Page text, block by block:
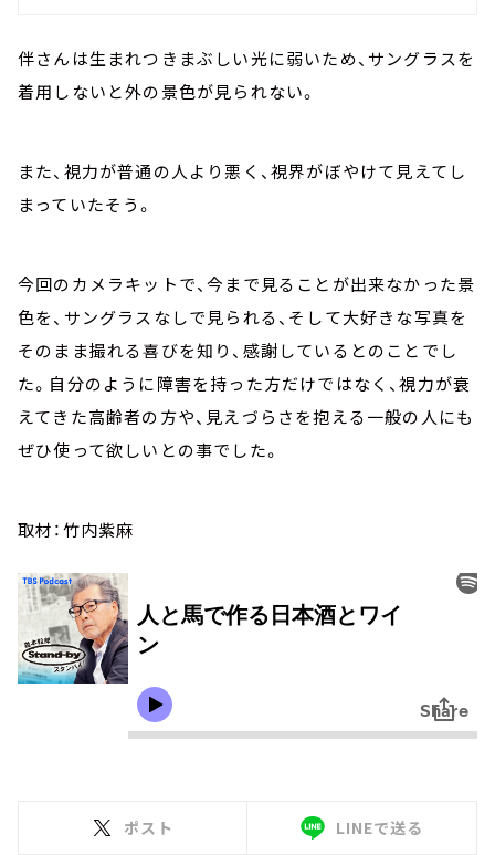
伴さんは生まれつきまぶしい光に弱いため、サングラスを
着用しないと外の景色が見られない。
また、視力が普通の人より悪く、視界がぼやけて見えてし
まっていたそう。
今回のカメラキットで、今まで見ることが出来なかった景
色を、サングラスなしで見られる、そして大好きな写真を
そのまま撮れる喜びを知り、感謝しているとのことでし
た。自分のように障害を持った方だけではなく、視力が衰
えてきた高齢者の方や、見えづらさを抱える一般の人にも
ぜひ使って欲しいとの事でした。
取材：竹内紫麻
ポスト LINEで送る